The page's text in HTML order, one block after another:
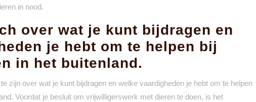
in nood.
over wat je kunt bijdragen en
je hebt om te helpen bij
in het buitenland.
zijn over wat je kunt bijdragen en welke vaardigheden je hebt om te helpen
Voordat je besluit om vrijwilligerswerk met dieren te doen, is het